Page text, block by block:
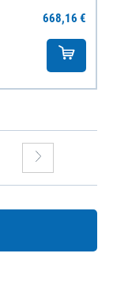
668,16 €